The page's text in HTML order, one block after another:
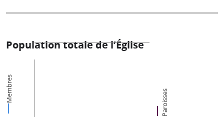
Population totale de l’Église
Membres Paroisses